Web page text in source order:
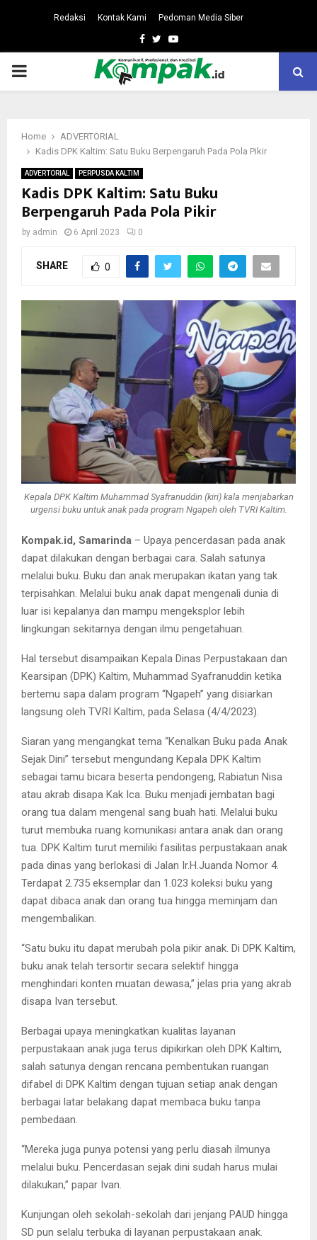
Redaksi Kontak Kami Pedoman Media Siber
Facebook
TwitterYoutube
PRIMARY
Home
ADVERTORIAL
Kadis DPK Kaltim: Satu Buku Berpengaruh Pada Pola Pikir
ADVERTORIAL PERPUSDA KALTIM
Kadis DPK Kaltim: Satu Buku
Berpengaruh Pada Pola Pikir
by admin 6 April 2023 0
SHARE 0
Kepala DPK Kaltim Muhammad Syafranuddin (kiri) kala menjabarkan
urgensi buku untuk anak pada program Ngapeh oleh TVRI Kaltim.
Kompak.id, Samarinda – Upaya pencerdasan pada anak
dapat dilakukan dengan berbagai cara. Salah satunya
melalui buku. Buku dan anak merupakan ikatan yang tak
terpisahkan. Melalui buku anak dapat mengenali dunia di
luar isi kepalanya dan mampu mengeksplor lebih
lingkungan sekitarnya dengan ilmu pengetahuan.
Hal tersebut disampaikan Kepala Dinas Perpustakaan dan
Kearsipan (DPK) Kaltim, Muhammad Syafranuddin ketika
bertemu sapa dalam program “Ngapeh” yang disiarkan
langsung oleh TVRI Kaltim, pada Selasa (4/4/2023).
Siaran yang mengangkat tema “Kenalkan Buku pada Anak
Sejak Dini” tersebut mengundang Kepala DPK Kaltim
sebagai tamu bicara beserta pendongeng, Rabiatun Nisa
atau akrab disapa Kak Ica. Buku menjadi jembatan bagi
orang tua dalam mengenal sang buah hati. Melalui buku
turut membuka ruang komunikasi antara anak dan orang
tua. DPK Kaltim turut memiliki fasilitas perpustakaan anak
pada dinas yang berlokasi di Jalan Ir.H.Juanda Nomor 4.
Terdapat 2.735 eksemplar dan 1.023 koleksi buku yang
dapat dibaca anak dan orang tua hingga meminjam dan
mengembalikan.
“Satu buku itu dapat merubah pola pikir anak. Di DPK Kaltim,
buku anak telah tersortir secara selektif hingga
menghindari konten muatan dewasa,” jelas pria yang akrab
disapa Ivan tersebut.
Berbagai upaya meningkatkan kualitas layanan
perpustakaan anak juga terus dipikirkan oleh DPK Kaltim,
salah satunya dengan rencana pembentukan ruangan
difabel di DPK Kaltim dengan tujuan setiap anak dengan
berbagai latar belakang dapat membaca buku tanpa
pembedaan.
“Mereka juga punya potensi yang perlu diasah ilmunya
melalui buku. Pencerdasan sejak dini sudah harus mulai
dilakukan,” papar Ivan.
Kunjungan oleh sekolah-sekolah dari jenjang PAUD hingga
SD pun selalu terbuka di layanan perpustakaan anak.